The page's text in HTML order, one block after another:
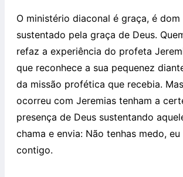
O ministério diaconal é graça, é dom
sustentado pela graça de Deus.
refaz a experiência do profeta
que reconhece a sua pequenez
da missão profética que recebia.
ocorreu com Jeremias tenham a
presença de Deus sustentando
chama e envia: Não tenhas medo, eu
contigo.